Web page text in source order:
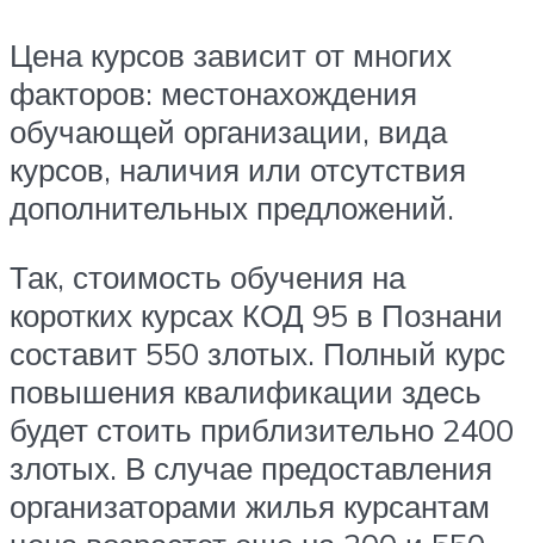
Цена курсов зависит от многих
факторов: местонахождения
обучающей организации, вида
курсов, наличия или отсутствия
дополнительных предложений.
Так, стоимость обучения на
коротких курсах КОД 95 в Познани
составит 550 злотых. Полный курс
повышения квалификации здесь
будет стоить приблизительно 2400
злотых. В случае предоставления
организаторами жилья курсантам